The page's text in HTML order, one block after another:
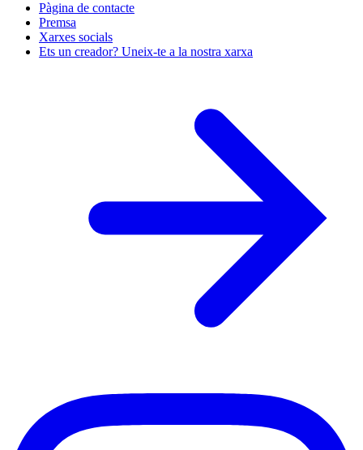
Pàgina de contacte
Premsa
Xarxes socials
Ets un creador? Uneix-te a la nostra xarxa